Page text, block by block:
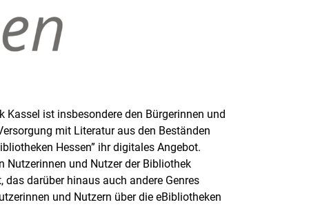
ist insbesondere den Bürgerinnen und
mit Literatur aus den Beständen
Hessen” ihr digitales Angebot.
Nutzerinnen und Nutzer der Bibliothek
das darüber hinaus auch andere Genres
und Nutzern über die eBibliotheken